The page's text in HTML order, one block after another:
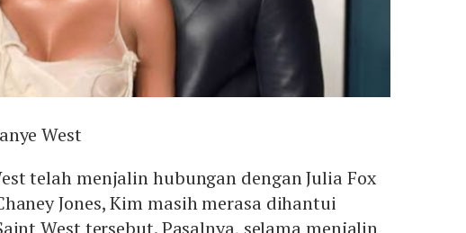
West
telah menjalin hubungan dengan Julia Fox
Jones, Kim masih merasa dihantui